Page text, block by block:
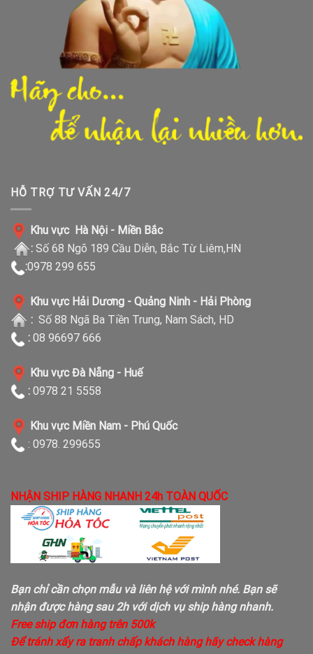
HỖ TRỢ TƯ VẤN 24/7
Khu vực Hà Nội - Miền Bắc
: Số 68 Ngõ 189 Cầu Diễn, Bắc Từ Liêm,HN
:0978 299 655
Khu vực Hải Dương - Quảng Ninh - Hải Phòng
: Số 88 Ngã Ba Tiền Trung, Nam Sách, HD
: 08 96697 666
Khu vực Đà Nẵng - Huế
: 0978 21 5558
Khu vực Miền Nam - Phú Quốc
: 0978. 299655
NHẬN SHIP HÀNG NHANH 24h TOÀN QUỐC
Bạn chỉ cần chọn mẫu và liên hệ với mình nhé. Bạn sẽ
nhận được hàng sau 2h với dịch vụ ship hàng nhanh.
Free ship đơn hàng trên 500k
Để tránh xẩy ra tranh chấp khách hàng hãy check hàng